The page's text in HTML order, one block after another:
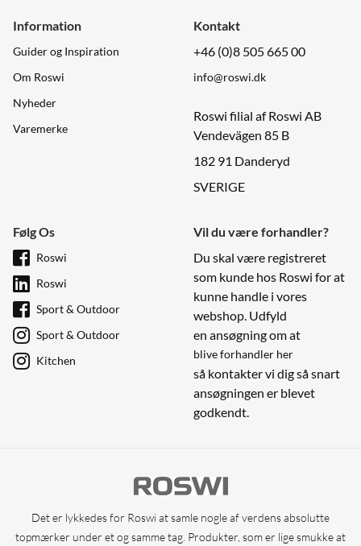
Information
Guider og Inspiration
Om Roswi
Nyheder
Varemerke
Kontakt
+46 (0)8 505 665 00
info@roswi.dk
Roswi filial af Roswi AB
Vendevägen 85 B
182 91 Danderyd
SVERIGE
Følg Os
Roswi
Roswi
Sport & Outdoor
Sport & Outdoor
Kitchen
Vil du være forhandler?
Du skal være registreret
som kunde hos Roswi for at
kunne handle i vores
webshop. Udfyld
en ansøgning om at
blive forhandler her
så kontakter vi dig så snart
ansøgningen er blevet
godkendt.
Det er lykkedes for Roswi at samle nogle af verdens absolutte
topmærker under et og samme tag. Produkter, som er lige smukke at